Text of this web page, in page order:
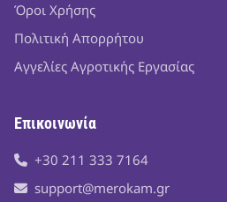
Όροι Χρήσης
Πολιτική Απορρήτου
Αγγελίες Αγροτικής Εργασίας
Επικοινωνία
+30 211 333 7164
support@merokam.gr